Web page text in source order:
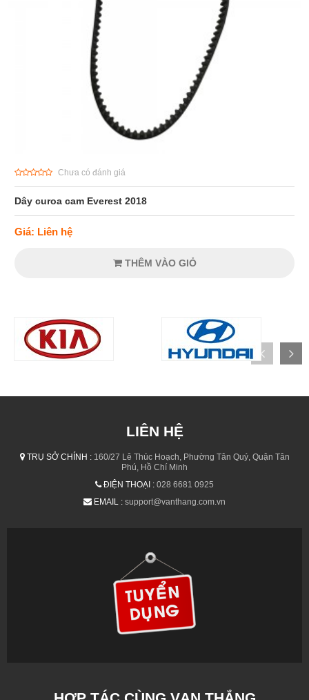
Chưa có đánh giá
Dây curoa cam Everest 2018
Giá: Liên hệ
THÊM VÀO GIỎ
LIÊN HỆ
TRỤ SỞ CHÍNH :160/27 Lê Thúc Hoạch, Phường Tân Quý, Quận Tân
Phú, Hồ Chí Minh
ĐIỆN THOẠI : 028 6681 0925
EMAIL : support@vanthang.com.vn